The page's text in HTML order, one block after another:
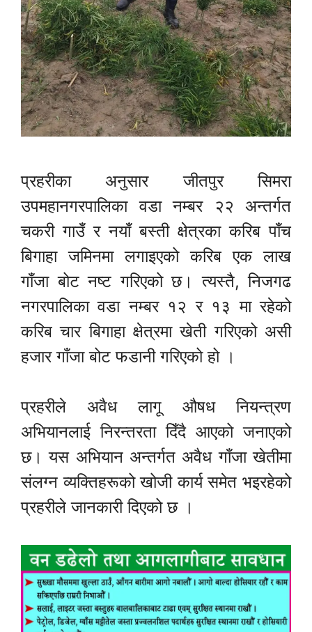
प्रहरीका अनुसार जीतपुर सिमरा
उपमहानगरपालिका वडा नम्बर २२ अन्तर्गत
चकरी गाउँ र नयाँ बस्ती क्षेत्रका करिब पाँच
बिगाहा जमिनमा लगाइएको करिब एक लाख
गाँजा बोट नष्ट गरिएको छ। त्यस्तै, निजगढ
नगरपालिका वडा नम्बर १२ र १३ मा रहेको
करिब चार बिगाहा क्षेत्रमा खेती गरिएको असी
हजार गाँजा बोट फडानी गरिएको हो ।
प्रहरीले अवैध लागू औषध नियन्त्रण
अभियानलाई निरन्तरता दिँदै आएको जनाएको
छ। यस अभियान अन्तर्गत अवैध गाँजा खेतीमा
संलग्न व्यक्तिहरूको खोजी कार्य समेत भइरहेको
प्रहरीले जानकारी दिएको छ ।